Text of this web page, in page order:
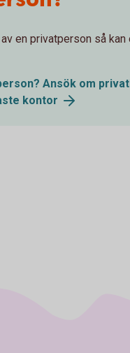
en privatperson så
Ansök om
kontor